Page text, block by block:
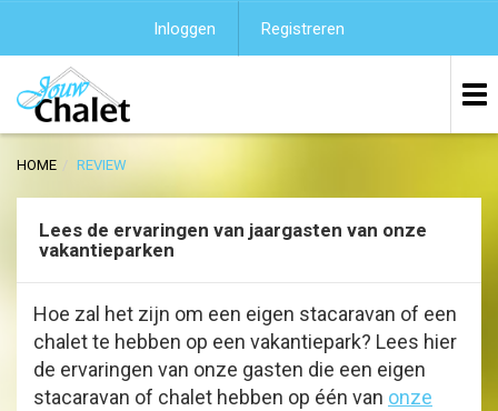
Inloggen Registreren
HOME REVIEW
Lees de ervaringen van jaargasten van onze
vakantieparken
Hoe zal het zijn om een eigen stacaravan of een
chalet te hebben op een vakantiepark? Lees hier
de ervaringen van onze gasten die een eigen
stacaravan of chalet hebben op één van onze